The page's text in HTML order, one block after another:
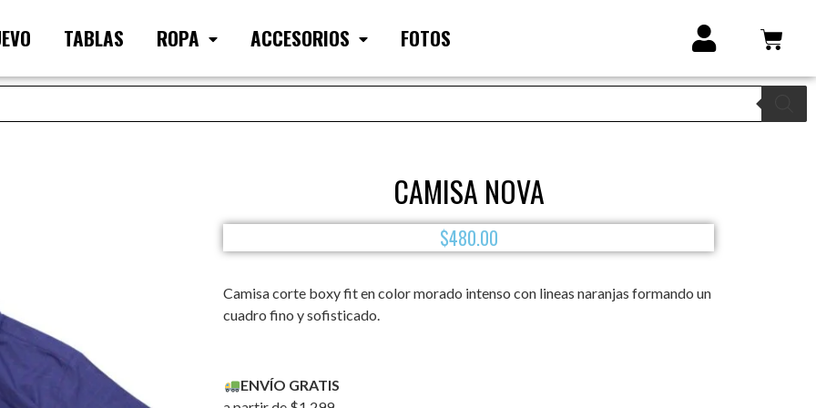
TABLAS ROPA ACCESORIOS FOTOS
CAMISA NOVA
$480.00
Camisa corte boxy fit en color morado intenso con lineas naranjas formando un
cuadro fino y sofisticado.
ENVÍO GRATIS